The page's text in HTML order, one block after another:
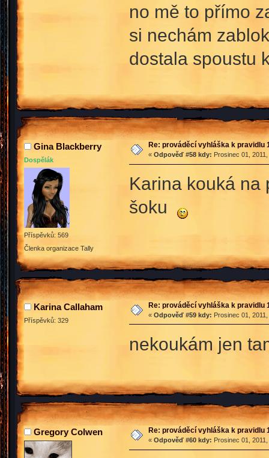
no mě to přímo
si nechám
dostala spoustu
Gina Blackberry
Dospělák
Příspěvků: 569
Členka organizace Tally
Re: prováděcí vyhláška k pravidlu
« Odpověď #58 kdy: Prosinec 01,
Karina kouká
šoku
Karina Callaham
Příspěvků: 329
Re: prováděcí vyhláška k pravidlu
« Odpověď #59 kdy: Prosinec 01,
nekoukám jen
Gregory Colwen Re: prováděcí vyhláška k pravidlu
« Odpověď #60 kdy: Prosinec 01,